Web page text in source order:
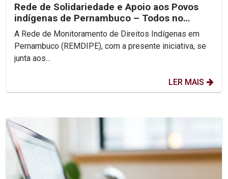
Rede de Solidariedade e Apoio aos Povos
indígenas de Pernambuco – Todos no
combate ao COVID-19us
A Rede de Monitoramento de Direitos Indígenas em
Pernambuco (REMDIPE), com a presente iniciativa, se
junta aos...
LER MAIS